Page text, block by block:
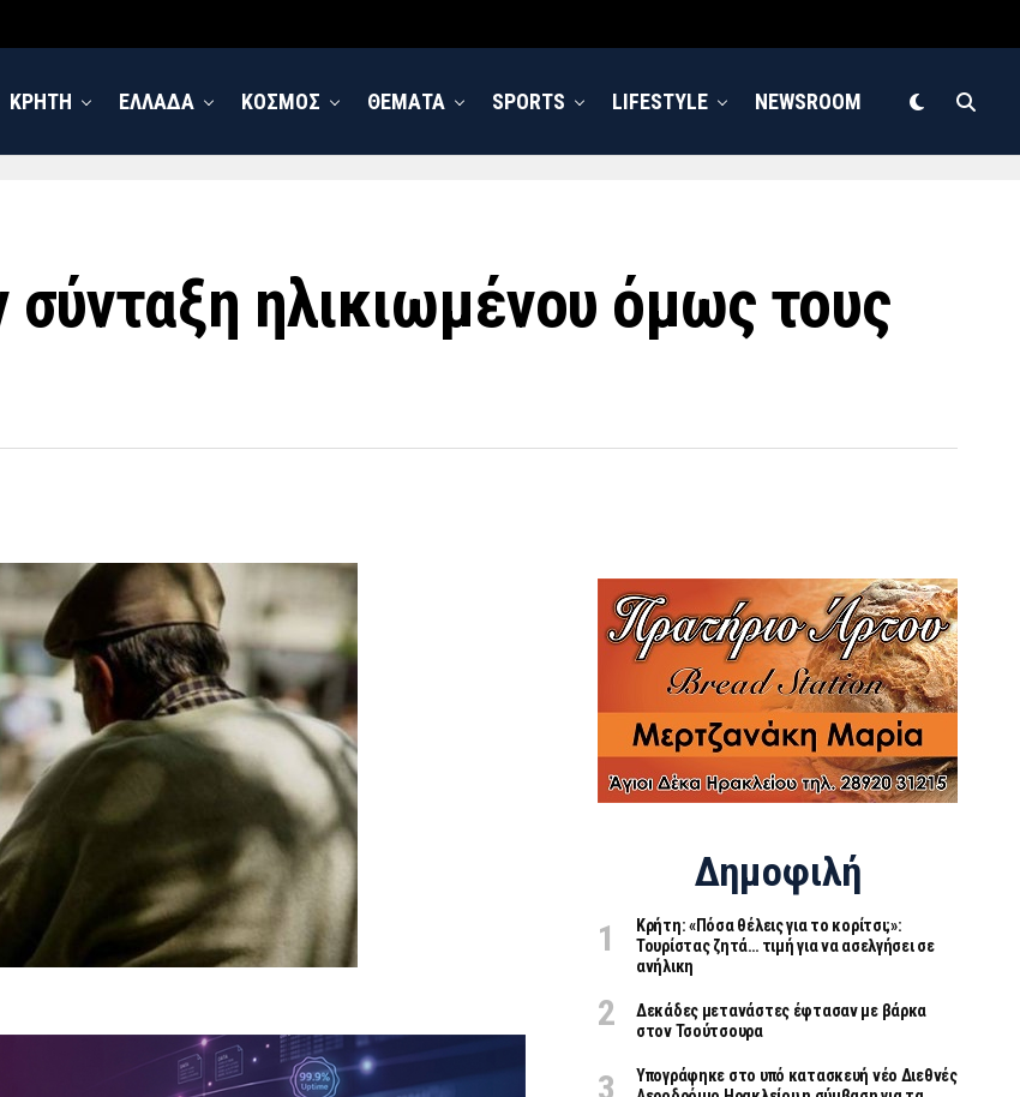
ΚΡΗΤΗ ΕΛΛΑΔΑ ΚΟΣΜΟΣ ΘΕΜΑΤΑ SPORTS LIFESTYLE NEWSROOM
σύνταξη ηλικιωμένου όμως τους
Δημοφιλή
Κρήτη: «Πόσα θέλεις για το κορίτσι;»:
Τουρίστας ζητά… τιμή για να ασελγήσει σε
ανήλικη
Δεκάδες μετανάστες έφτασαν με βάρκα
στον Τσούτσουρα
Υπογράφηκε στο υπό κατασκευή νέο Διεθνές